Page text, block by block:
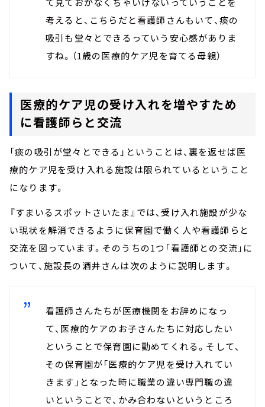
考えると、こちらだと看護師さんもいて、痰の
吸引も堂々とできるっていう安心感がありま
すね。（1歳の医療的ケア児を育てる母親）
医療的ケア児の受け入れを増やすため
に看護師らと交流
「痰の吸引が堂々とできる」ということは、裏を返せば医
療的ケア児を受け入れる施設は限られているということ
になります。
『すまいるスポットさいたま』では、受け入れ施設が少な
い現状を解消できるように保育園で働く人や看護師らと
交流を図っています。そのうちの1つ「看護師との交流」に
ついて、施設長の酒井さんは次のように説明します。
看護師さんたちが医療機関をお辞めになっ
て、医療的ケアのお子さんたちに対応したい
ということで保育園に勤めてくれる。そして、
その保育園が「医療的ケア児を受け入れてい
きます」となった時に職業の違い専門職の違
いということで、かみ合わないというところ